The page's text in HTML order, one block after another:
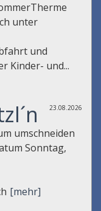
unter
und
Kinder- und...
23.08.2026
umschneiden
Sonntag,
[mehr]